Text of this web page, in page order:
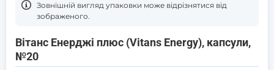
Зовнішній вигляд упаковки може відрізнятися від
зображеного.
Вітанс Енерджі плюс (Vitans Energy), капсули,
№20